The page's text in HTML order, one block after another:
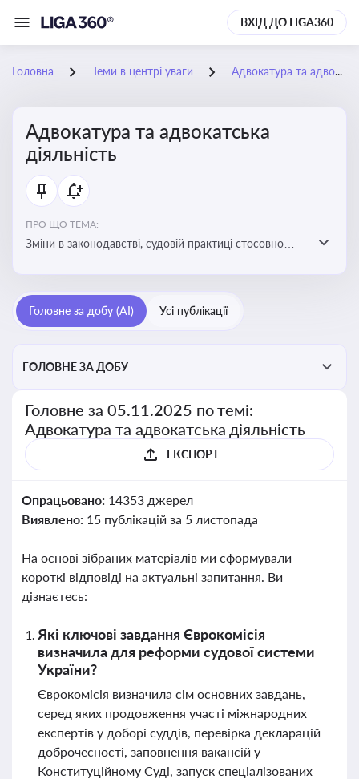
ВХІД ДО LIGA360
Головна Теми в центрі уваги Адвокатура та адвокатська діяльність
Адвокатура та адвокатська
діяльність
ПРО ЩО ТЕМА:
Зміни в законодавстві, судовій практиці стосовно
Головне за добу (AI) Усі публікації
ГОЛОВНЕ ЗА ДОБУ
Головне за 05.11.2025 по темі:
Адвокатура та адвокатська діяльність
ЕКСПОРТ
Опрацьовано: 14353 джерел
Виявлено: 15 публікацій за 5 листопада
На основі зібраних матеріалів ми сформували
короткі відповіді на актуальні запитання. Ви
дізнаєтесь:
Які ключові завдання Єврокомісія
визначила для реформи судової системи
України?
Єврокомісія визначила сім основних завдань,
серед яких продовження участі міжнародних
експертів у доборі суддів, перевірка декларацій
доброчесності, заповнення вакансій у
Конституційному Суді, запуск спеціалізованих